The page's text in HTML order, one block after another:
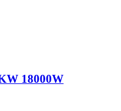
18000W